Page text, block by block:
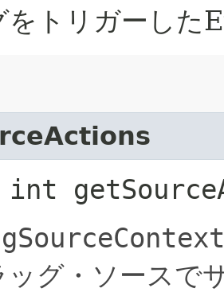
をトリガーした
ッグ・ソースで